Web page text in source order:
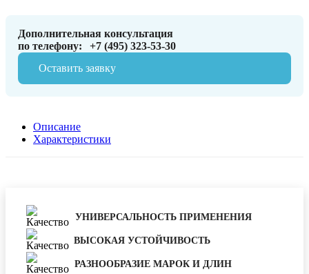
Дополнительная консультация
по телефону:
+7 (495) 323-53-30
Оставить заявку
Описание
Характеристики
УНИВЕРСАЛЬНОСТЬ ПРИМЕНЕНИЯ
ВЫСОКАЯ УСТОЙЧИВОСТЬ
РАЗНООБРАЗИЕ МАРОК И ДЛИН